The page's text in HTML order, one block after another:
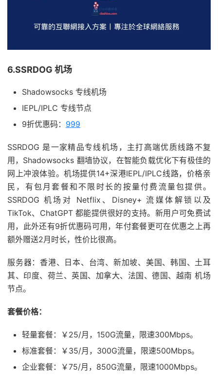
6.SSRDOG 机场
Shadowsocks 专线机场
IEPL/IPLC 专线节点
9折优惠码： 999
SSRDOG 是一家精品专线机场，主打高端优质线路不复
用，Shadowsocks 翻墙协议，在智能负载优化下有极佳的
网上冲浪体验。机场提供14+深港IEPL/IPLC线路，价格亲
民，有包月套餐和不限时长的按量付费流量包提供。
SSRDOG 机场对 Netflix、Disney+ 流媒体解锁以及
TikTok、ChatGPT 都能提供很好的支持。新用户可免费试
用，此外还有9折优惠码可用，年付套餐更可在优惠之上再
额外赠送2月时长，性价比很高。
服务器：香港、日本、台湾、新加坡、美国、韩国、土耳
其、印度、荷兰、英国、加拿大、法国、德国、越南 机场
节点。
套餐价格：
轻量套餐：￥25/月，150G流量，限速300Mbps。
标准套餐：￥35/月，300G流量，限速500Mbps。
企业套餐：￥75/月，850G流量，限速1000Mbps。